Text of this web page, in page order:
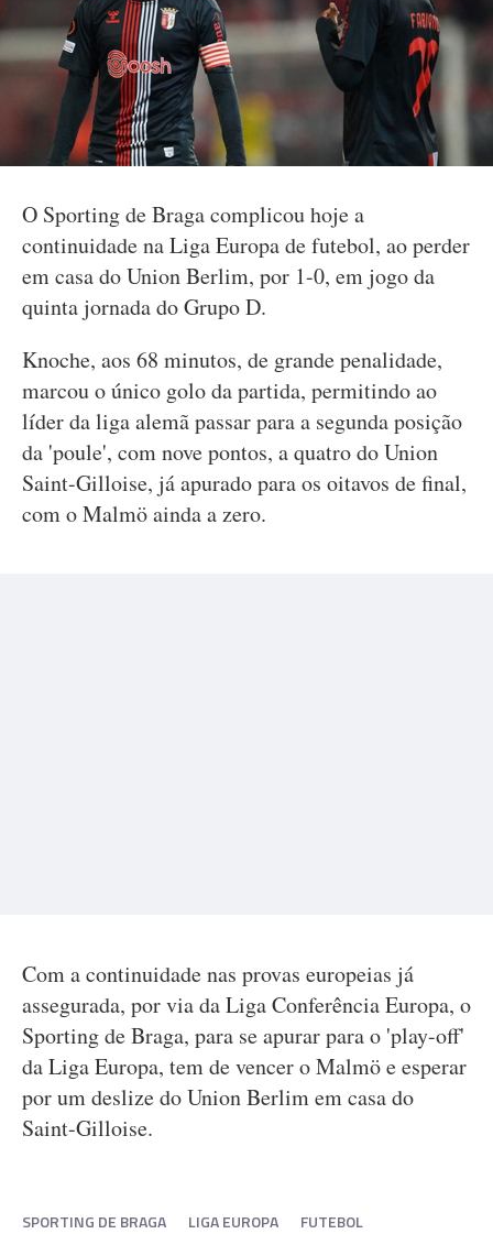
O Sporting de Braga complicou hoje a
continuidade na Liga Europa de futebol, ao perder
em casa do Union Berlim, por 1-0, em jogo da
quinta jornada do Grupo D.
Knoche, aos 68 minutos, de grande penalidade,
marcou o único golo da partida, permitindo ao
líder da liga alemã passar para a segunda posição
da 'poule', com nove pontos, a quatro do Union
Saint-Gilloise, já apurado para os oitavos de final,
com o Malmö ainda a zero.
Com a continuidade nas provas europeias já
assegurada, por via da Liga Conferência Europa, o
Sporting de Braga, para se apurar para o 'play-off'
da Liga Europa, tem de vencer o Malmö e esperar
por um deslize do Union Berlim em casa do
Saint-Gilloise.
SPORTING DE BRAGA LIGA EUROPA FUTEBOL